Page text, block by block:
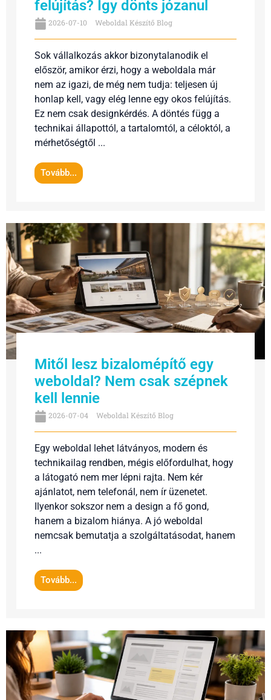
felújítás? Így dönts józanul
2026-07-10 Weboldal Készítő Blog
Sok vállalkozás akkor bizonytalanodik el
először, amikor érzi, hogy a weboldala már
nem az igazi, de még nem tudja: teljesen új
honlap kell, vagy elég lenne egy okos felújítás.
Ez nem csak designkérdés. A döntés függ a
technikai állapottól, a tartalomtól, a céloktól, a
mérhetőségtől ...
Tovább...
Mitől lesz bizalomépítő egy
weboldal? Nem csak szépnek
kell lennie
2026-07-04 Weboldal Készítő Blog
Egy weboldal lehet látványos, modern és
technikailag rendben, mégis előfordulhat, hogy
a látogató nem mer lépni rajta. Nem kér
ajánlatot, nem telefonál, nem ír üzenetet.
Ilyenkor sokszor nem a design a fő gond,
hanem a bizalom hiánya. A jó weboldal
nemcsak bemutatja a szolgáltatásodat, hanem
...
Tovább...